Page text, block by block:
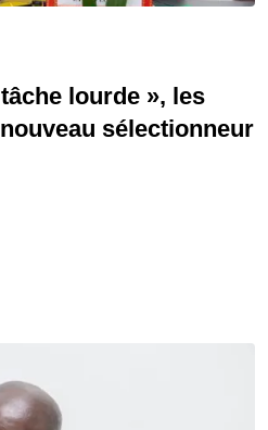
lourde », les
sélectionneur